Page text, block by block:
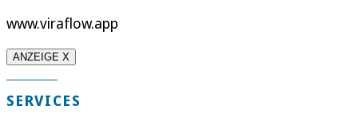
www.viraflow.app
ANZEIGE X
SERVICES